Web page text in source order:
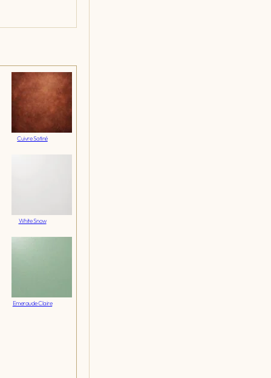
Cuivre Satiné
White Snow
Emeraude Claire